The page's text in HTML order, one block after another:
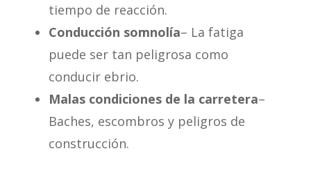
tiempo de reacción.
Conducción somnolía– La fatiga
puede ser tan peligrosa como
conducir ebrio.
Malas condiciones de la carretera–
Baches, escombros y peligros de
construcción.